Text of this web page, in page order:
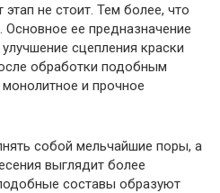
этап не стоит. Тем более, что
Основное ее предназначение
сцепления краски
обработки подобным
и прочное
собой мельчайшие поры, а
выглядит более
составы образуют